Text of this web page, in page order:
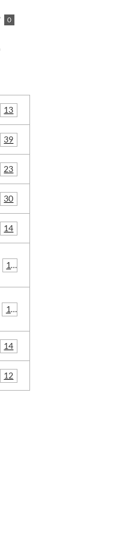
0
13
39
23
30
14
16
12
14
12